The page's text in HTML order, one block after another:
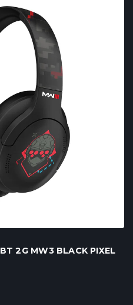
2G MW3 BLACK PIXEL